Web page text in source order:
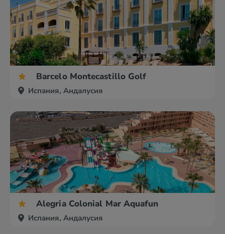
Barcelо Montecastillo Golf
Испания, Андалусия
Alegria Colonial Mar Aquafun
Испания, Андалусия